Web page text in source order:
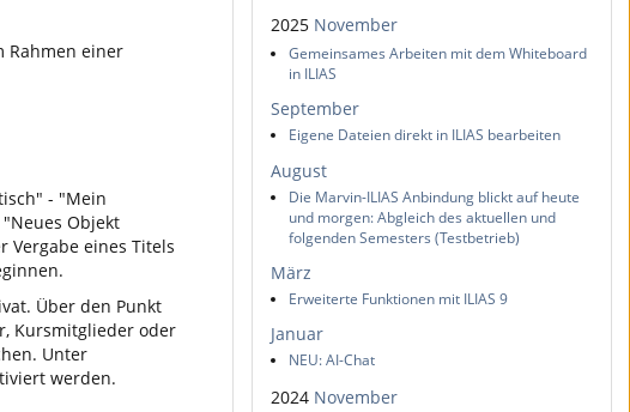
Rahmen einer
- "Mein
Objekt
Vergabe eines Titels
Über den Punkt
Kursmitglieder oder
Unter
werden.
2025 November
Gemeinsames Arbeiten mit dem Whiteboard
in ILIAS
September
Eigene Dateien direkt in ILIAS bearbeiten
August
Die Marvin-ILIAS Anbindung blickt auf heute
und morgen: Abgleich des aktuellen und
folgenden Semesters (Testbetrieb)
März
Erweiterte Funktionen mit ILIAS 9
Januar
NEU: AI-Chat
2024 November